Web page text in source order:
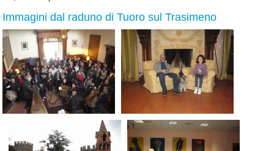
Immagini dal raduno di Tuoro sul Trasimeno